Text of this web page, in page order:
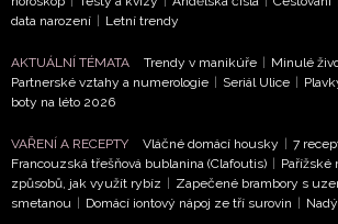
data narození
Letní trendy
AKTUÁLNÍ TÉMATA Trendy v manikúře Minulé
Partnerské vztahy a numerologie
Seriál Ulice
boty na léto 2026
VAŘENÍ A RECEPTY Vláčné domácí housky 7
Francouzská třešňová bublanina (Clafoutis)
Pařížské
způsobů, jak využít rybíz
Zapečené brambory s
smetanou
Domácí iontový nápoj ze tří surovin